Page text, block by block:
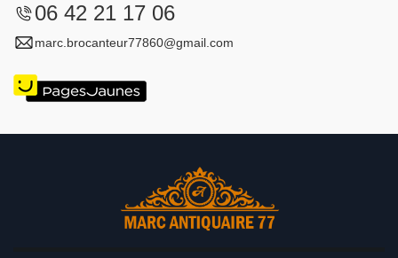
06 42 21 17 06
marc.brocanteur77860@gmail.com